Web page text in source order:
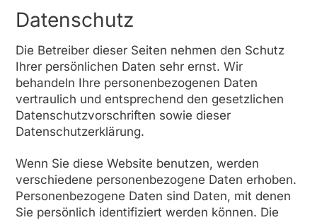
Datenschutz
Die Betreiber dieser Seiten nehmen den Schutz
Ihrer persönlichen Daten sehr ernst. Wir
behandeln Ihre personenbezogenen Daten
vertraulich und entsprechend den gesetzlichen
Datenschutzvorschriften sowie dieser
Datenschutzerklärung.
Wenn Sie diese Website benutzen, werden
verschiedene personenbezogene Daten erhoben.
Personenbezogene Daten sind Daten, mit denen
Sie persönlich identifiziert werden können. Die